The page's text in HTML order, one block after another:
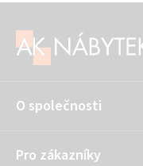
O společnosti
Pro zákazníky